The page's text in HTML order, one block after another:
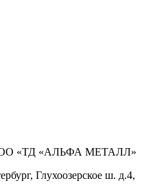
«ТД «АЛЬФА МЕТАЛЛ»
Глухоозерское ш. д.4,